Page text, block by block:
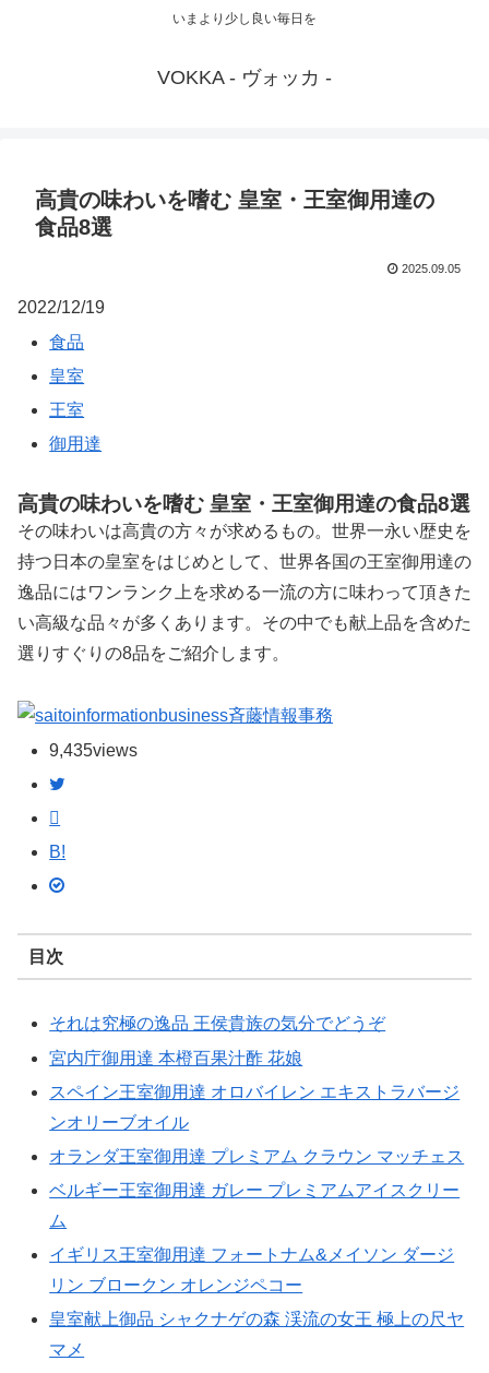
いまより少し良い毎日を
VOKKA - ヴォッカ -
高貴の味わいを嗜む 皇室・王室御用達の
食品8選
2025.09.05
2022/12/19
食品
皇室
王室
御用達
高貴の味わいを嗜む 皇室・王室御用達の食品8選
その味わいは高貴の方々が求めるもの。世界一永い歴史を
持つ日本の皇室をはじめとして、世界各国の王室御用達の
逸品にはワンランク上を求める一流の方に味わって頂きた
い高級な品々が多くあります。その中でも献上品を含めた
選りすぐりの8品をご紹介します。
斉藤情報事務
9,435views
B!
目次
それは究極の逸品 王侯貴族の気分でどうぞ
宮内庁御用達 本橙百果汁酢 花娘
スペイン王室御用達 オロバイレン エキストラバージ
ンオリーブオイル
オランダ王室御用達 プレミアム クラウン マッチェス
ベルギー王室御用達 ガレー プレミアムアイスクリー
ム
イギリス王室御用達 フォートナム&メイソン ダージ
リン ブロークン オレンジペコー
皇室献上御品 シャクナゲの森 渓流の女王 極上の尺ヤ
マメ